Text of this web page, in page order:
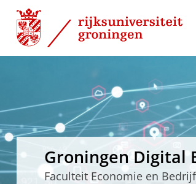
Skip
Content
Skip
Navigation
Groningen Digital
Faculteit Economie en